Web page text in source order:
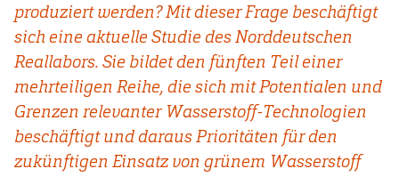
produziert werden? Mit dieser Frage beschäftigt
sich eine aktuelle Studie des Norddeutschen
Reallabors. Sie bildet den fünften Teil einer
mehrteiligen Reihe, die sich mit Potentialen und
Grenzen relevanter Wasserstoff-Technologien
beschäftigt und daraus Prioritäten für den
zukünftigen Einsatz von grünem Wasserstoff